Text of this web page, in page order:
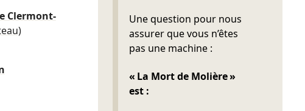
Clermont-
Une question pour nous
assurer que vous n’êtes
pas une machine :
« La Mort de Molière »
est :
Ne pas remplir